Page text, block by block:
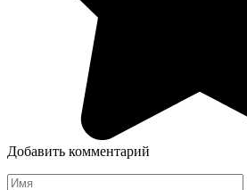
Добавить комментарий
Имя